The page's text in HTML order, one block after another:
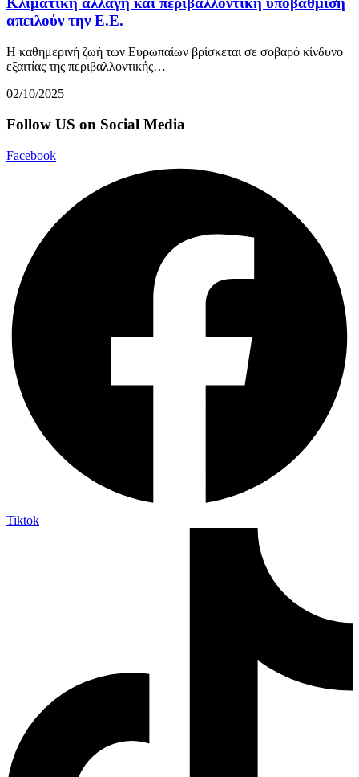
απειλούν την Ε.Ε.
Η καθημερινή ζωή των Ευρωπαίων βρίσκεται σε σοβαρό κίνδυνο
εξαιτίας της περιβαλλοντικής…
02/10/2025
Follow US on Social Media
Facebook
Tiktok